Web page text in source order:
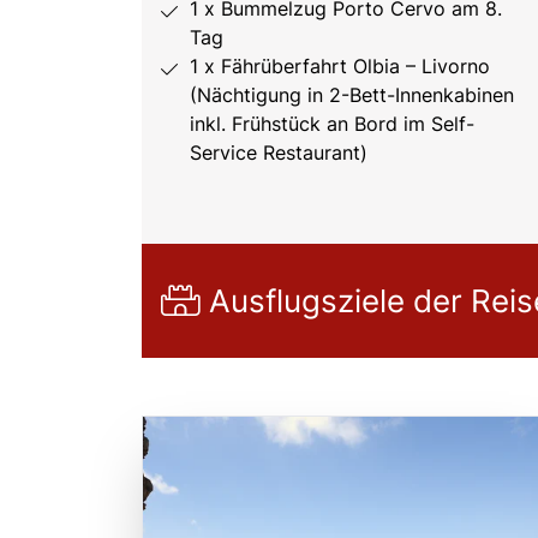
1 x Bummelzug Porto Cervo am 8.
Tag
1 x Fährüberfahrt Olbia – Livorno
(Nächtigung in 2-Bett-Innenkabinen
inkl. Frühstück an Bord im Self-
Service Restaurant)
Ausflugsziele der